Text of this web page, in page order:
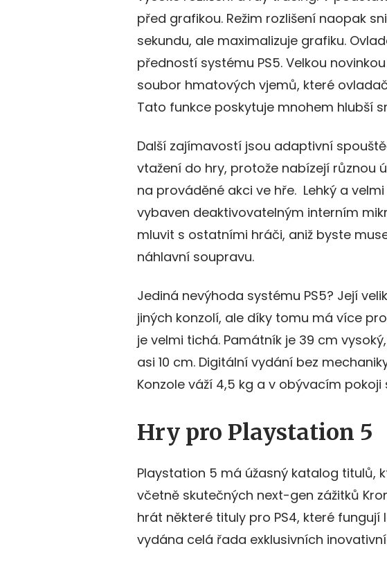
před grafikou. Režim rozlišení naopak
sekundu, ale maximalizuje grafiku.
předností systému PS5. Velkou
soubor hmatových vjemů, které
Tato funkce poskytuje mnohem hlubší
Další zajímavostí jsou adaptivní
vtažení do hry, protože nabízejí různou
na prováděné akci ve hře. Lehký a
vybaven deaktivovatelným interním
mluvit s ostatními hráči, aniž byste
náhlavní soupravu.
Jediná nevýhoda systému PS5? Její
jiných konzolí, ale díky tomu má více
je velmi tichá. Památník je 39 cm
asi 10 cm. Digitální vydání bez
Konzole váží 4,5 kg a v obývacím
Hry pro Playstation 5
Playstation 5 má úžasný katalog titulů,
včetně skutečných next-gen zážitků
hrát některé tituly pro PS4, které fungují
vydána celá řada exklusivních